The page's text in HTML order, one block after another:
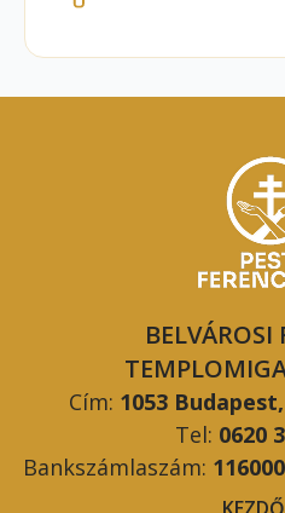
BELVÁROSI
Cím: 1053
Tel: 0620
Bankszámlaszám: